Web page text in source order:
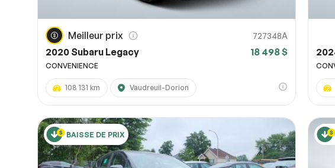
Meilleur prix 727348A
2020 Subaru Legacy 18 498 $
CONVENIENCE
108 131 km Vaudreuil-Dorion
BAISSE DE PRIX